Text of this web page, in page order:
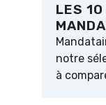
LES 10
notre
à